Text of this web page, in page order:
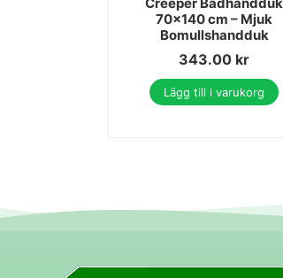
70x140 cm – Mjuk
Bomullshandduk
343.00 kr
Lägg till i varukorg